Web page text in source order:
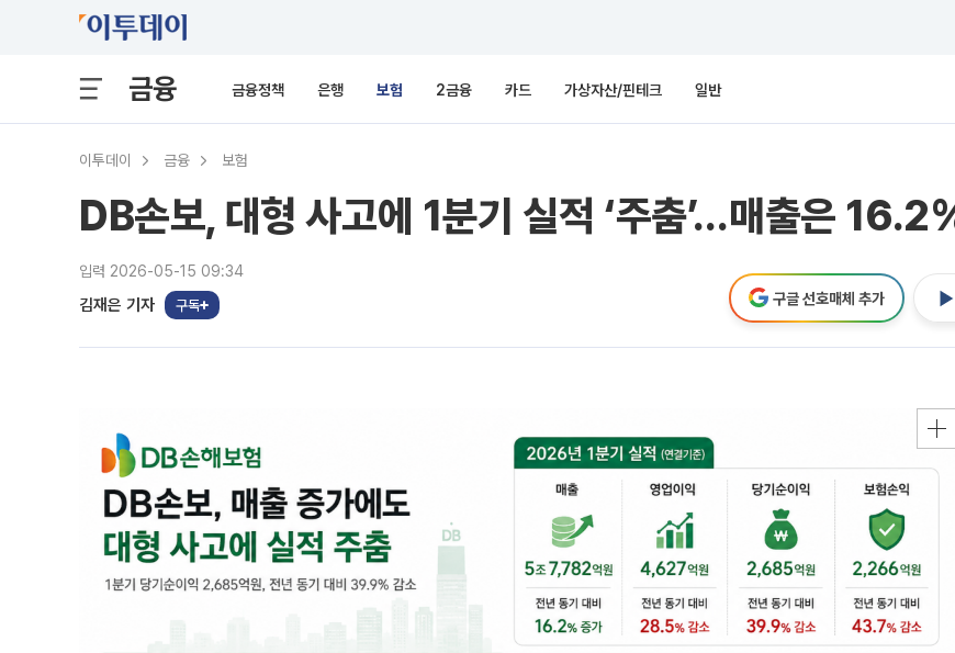
금융 금융정책 은행 보험 2금융 카드 가상자산/핀테크 일반
이투데이 금융 보험
DB손보, 대형 사고에 1분기 실적 ‘주춤’…매출은
입력 2026-05-15 09:34
김재은 기자 구독 구글 선호매체 추가